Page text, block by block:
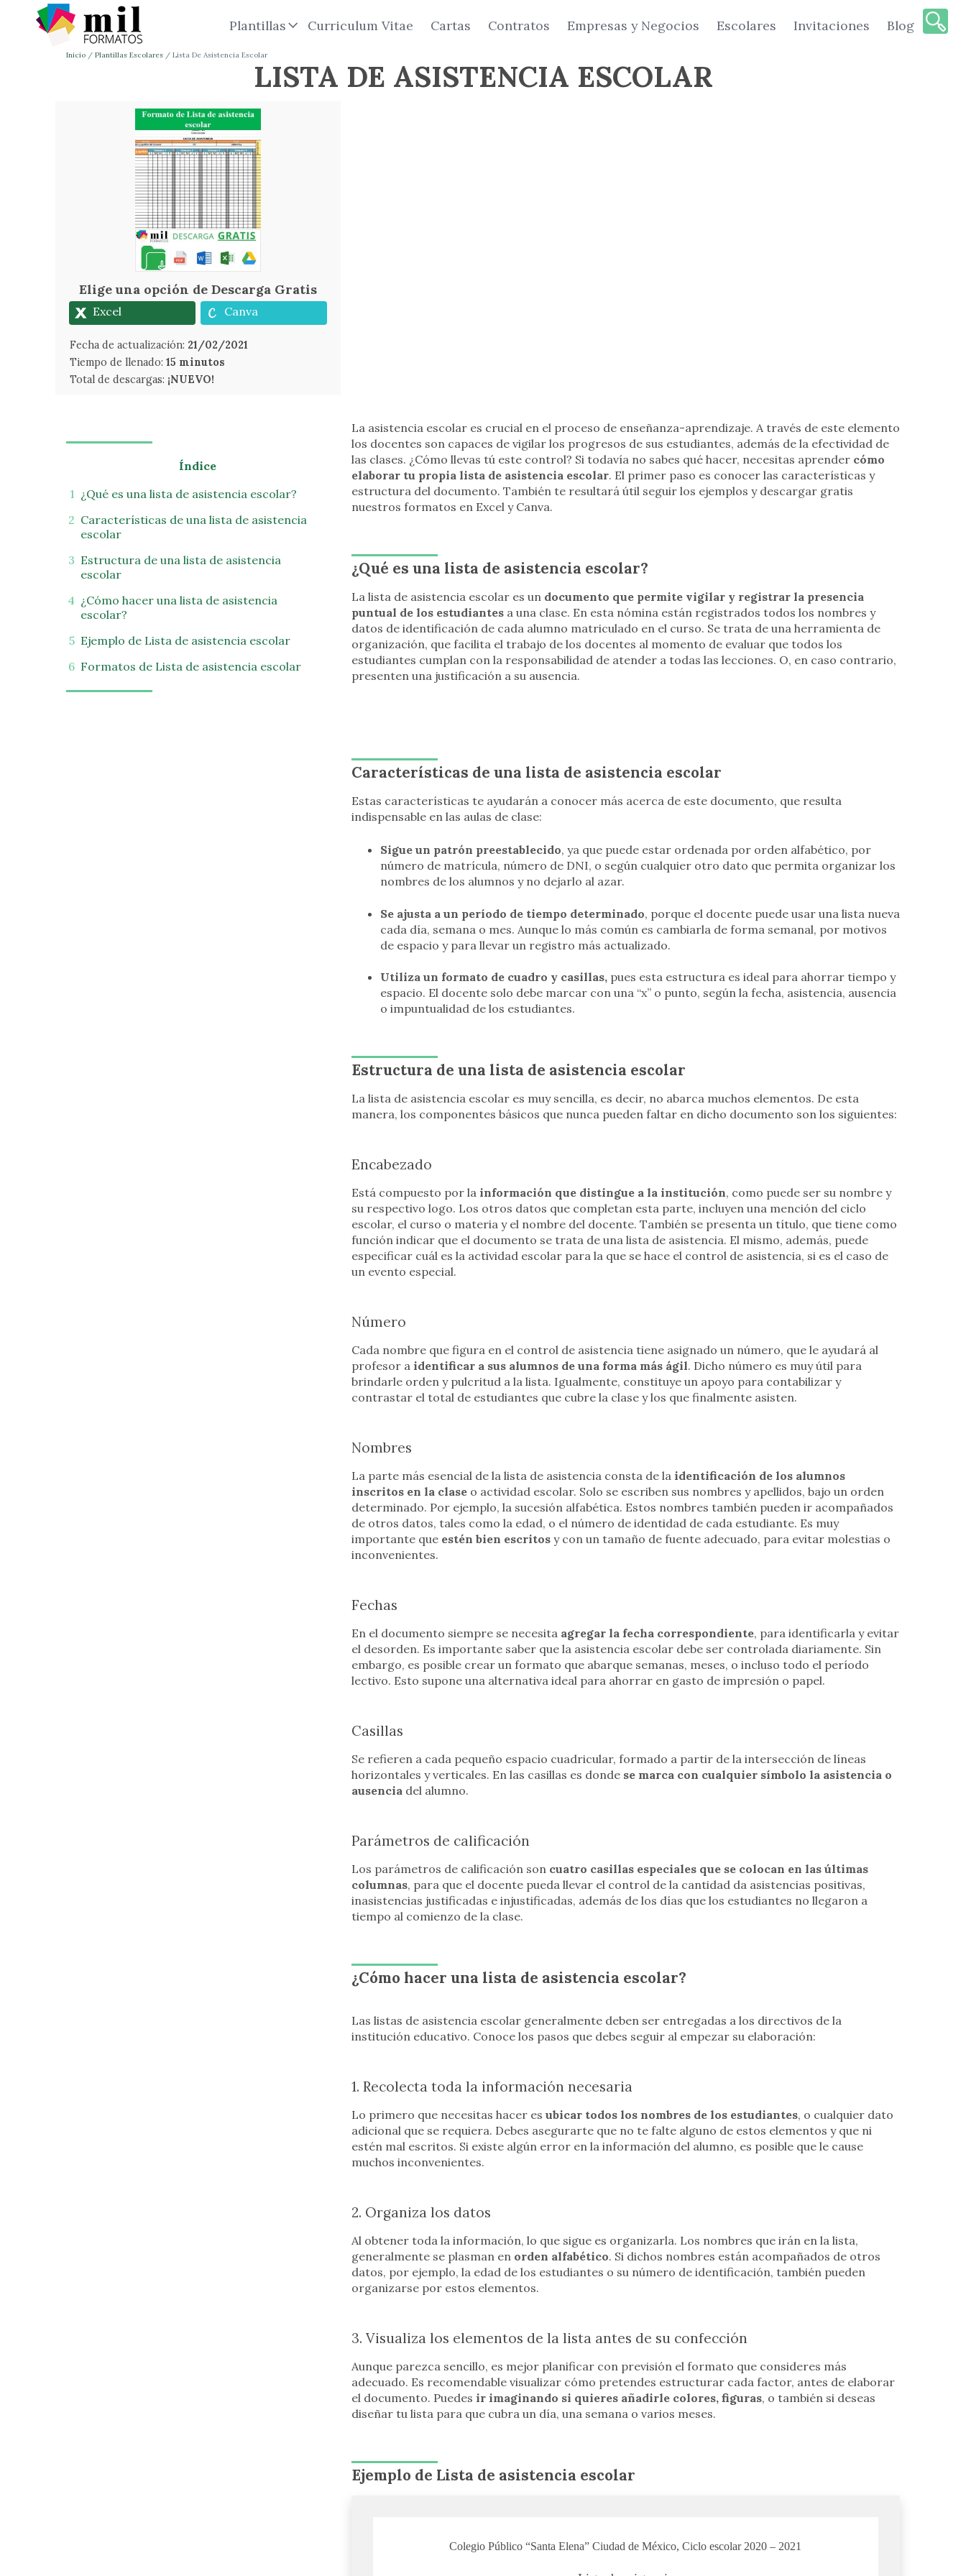
Plantillas Curriculum Vitae Cartas Contratos Empresas y Negocios Escolares Invitaciones Blog
Inicio Plantillas Escolares Lista De Asistencia Escolar
LISTA DE ASISTENCIA ESCOLAR
Elige una opción de Descarga Gratis
Excel Canva
Fecha de actualización: 21/02/2021
Tiempo de llenado: 15 minutos
Total de descargas: ¡NUEVO!
Índice
¿Qué es una lista de asistencia escolar?
Características de una lista de asistencia
escolar
Estructura de una lista de asistencia
escolar
¿Cómo hacer una lista de asistencia
escolar?
Ejemplo de Lista de asistencia escolar
Formatos de Lista de asistencia escolar
La asistencia escolar es crucial en el proceso de enseñanza-aprendizaje. A través de este elemento
los docentes son capaces de vigilar los progresos de sus estudiantes, además de la efectividad de
las clases. ¿Cómo llevas tú este control? Si todavía no sabes qué hacer, necesitas aprender cómo
elaborar tu propia lista de asistencia escolar. El primer paso es conocer las características y
estructura del documento. También te resultará útil seguir los ejemplos y descargar gratis
nuestros formatos en Excel y Canva.
¿Qué es una lista de asistencia escolar?
La lista de asistencia escolar es un documento que permite vigilar y registrar la presencia
puntual de los estudiantesa una clase. En esta nómina están registrados todos los nombres y
datos de identificación de cada alumno matriculado en el curso. Se trata de una herramienta de
organización, que facilita el trabajo de los docentes al momento de evaluar que todos los
estudiantes cumplan con la responsabilidad de atender a todas las lecciones. O, en caso contrario,
presenten una justificación a su ausencia.
Características de una lista de asistencia escolar
Estas características te ayudarán a conocer más acerca de este documento, que resulta
indispensable en las aulas de clase:
Sigue un patrón preestablecido, ya que puede estar ordenada por orden alfabético, por
número de matrícula, número de DNI, o según cualquier otro dato que permita organizar los
nombres de los alumnos y no dejarlo al azar.
Se ajusta a un período de tiempo determinado, porque el docente puede usar una lista nueva
cada día, semana o mes. Aunque lo más común es cambiarla de forma semanal, por motivos
de espacio y para llevar un registro más actualizado.
Utiliza un formato de cuadro y casillas,pues esta estructura es ideal para ahorrar tiempo y
espacio. El docente solo debe marcar con una “x” o punto, según la fecha, asistencia, ausencia
o impuntualidad de los estudiantes.
Estructura de una lista de asistencia escolar
La lista de asistencia escolar es muy sencilla, es decir, no abarca muchos elementos. De esta
manera, los componentes básicos que nunca pueden faltar en dicho documento son los siguientes:
Encabezado
Está compuesto por la información que distingue a la institución, como puede ser su nombre y
su respectivo logo. Los otros datos que completan esta parte, incluyen una mención del ciclo
escolar, el curso o materia y el nombre del docente. También se presenta un título, que tiene como
función indicar que el documento se trata de una lista de asistencia. El mismo, además, puede
especificar cuál es la actividad escolar para la que se hace el control de asistencia, si es el caso de
un evento especial.
Número
Cada nombre que figura en el control de asistencia tiene asignado un número, que le ayudará al
profesor a identificar a sus alumnos de una forma más ágil. Dicho número es muy útil para
brindarle orden y pulcritud a la lista. Igualmente, constituye un apoyo para contabilizar y
contrastar el total de estudiantes que cubre la clase y los que finalmente asisten.
Nombres
La parte más esencial de la lista de asistencia consta de la identificación de los alumnos
inscritos en la claseo actividad escolar. Solo se escriben sus nombres y apellidos, bajo un orden
determinado. Por ejemplo, la sucesión alfabética. Estos nombres también pueden ir acompañados
de otros datos, tales como la edad, o el número de identidad de cada estudiante. Es muy
importante que estén bien escritos y con un tamaño de fuente adecuado, para evitar molestias o
inconvenientes.
Fechas
En el documento siempre se necesita agregar la fecha correspondiente, para identificarla y evitar
el desorden. Es importante saber que la asistencia escolar debe ser controlada diariamente. Sin
embargo, es posible crear un formato que abarque semanas, meses, o incluso todo el período
lectivo. Esto supone una alternativa ideal para ahorrar en gasto de impresión o papel.
Casillas
Se refieren a cada pequeño espacio cuadricular, formado a partir de la intersección de líneas
horizontales y verticales. En las casillas es donde se marca con cualquier símbolo la asistencia o
ausenciadel alumno.
Parámetros de calificación
Los parámetros de calificación son cuatro casillas especiales que se colocan en las últimas
columnas, para que el docente pueda llevar el control de la cantidad da asistencias positivas,
inasistencias justificadas e injustificadas, además de los días que los estudiantes no llegaron a
tiempo al comienzo de la clase.
¿Cómo hacer una lista de asistencia escolar?
Las listas de asistencia escolar generalmente deben ser entregadas a los directivos de la
institución educativo. Conoce los pasos que debes seguir al empezar su elaboración:
1. Recolecta toda la información necesaria
Lo primero que necesitas hacer es ubicar todos los nombres de los estudiantes, o cualquier dato
adicional que se requiera. Debes asegurarte que no te falte alguno de estos elementos y que ni
estén mal escritos. Si existe algún error en la información del alumno, es posible que le cause
muchos inconvenientes.
2. Organiza los datos
Al obtener toda la información, lo que sigue es organizarla. Los nombres que irán en la lista,
generalmente se plasman en orden alfabético. Si dichos nombres están acompañados de otros
datos, por ejemplo, la edad de los estudiantes o su número de identificación, también pueden
organizarse por estos elementos.
3. Visualiza los elementos de la lista antes de su confección
Aunque parezca sencillo, es mejor planificar con previsión el formato que consideres más
adecuado. Es recomendable visualizar cómo pretendes estructurar cada factor, antes de elaborar
el documento. Puedes ir imaginando si quieres añadirle colores, figuras, o también si deseas
diseñar tu lista para que cubra un día, una semana o varios meses.
Ejemplo de Lista de asistencia escolar
Colegio Público “Santa Elena” Ciudad de México, Ciclo escolar 2020 – 2021